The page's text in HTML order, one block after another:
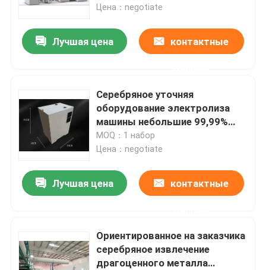
Дом
отхода
Цена：negotiate
Лучшая цена контактные
Серебряное уточняя
оборудование электролиза
машины небольшие 99,99%
легкое для того чтобы
привестись в действие
MOQ：1 набор
Цена：negotiate
Лучшая цена контактные
Ориентированное на заказчика
серебряное извлечение
драгоценного металла